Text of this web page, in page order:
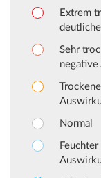
Extrem
Sehr
negative
Normal